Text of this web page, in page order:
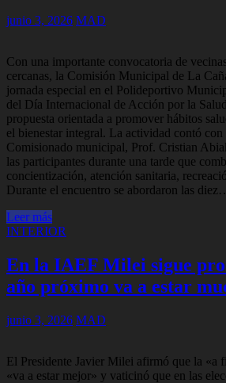
junio 3, 2026 MAD
Con una importante convocatoria de
cercanas, la Comisión Municipal de La
jornada especial en el Polideportivo
del Día Internacional de Acción por la
propuesta orientada a promover hábitos
el bienestar integral. La actividad contó con
Comisionado municipal, Prof. Cristian
las participantes durante una tarde que
concientización, atención sanitaria,
Durante el encuentro se abordaron las
Leer más
INTERIOR
En la IAEF Milei sigue
año próximo va a estar
junio 3, 2026 MAD
El Presidente Javier Milei afirmó que la «a
«va a estar mejor» y vaticinó que en las